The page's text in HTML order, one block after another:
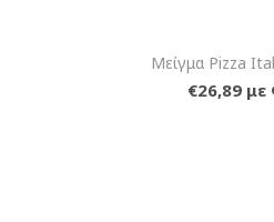
Μείγμα Pizza
€26,89